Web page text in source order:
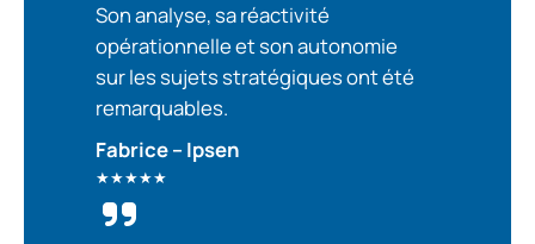
Son analyse, sa réactivité
opérationnelle et son autonomie
sur les sujets stratégiques ont été
remarquables.
Fabrice – Ipsen
★★★★★